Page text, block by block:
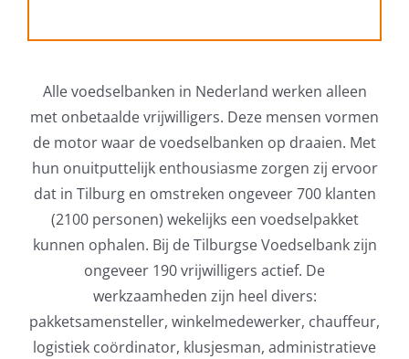
Alle voedselbanken in Nederland werken alleen
met onbetaalde vrijwilligers. Deze mensen vormen
de motor waar de voedselbanken op draaien. Met
hun onuitputtelijk enthousiasme zorgen zij ervoor
dat in Tilburg en omstreken ongeveer 700 klanten
(2100 personen) wekelijks een voedselpakket
kunnen ophalen. Bij de Tilburgse Voedselbank zijn
ongeveer 190 vrijwilligers actief. De
werkzaamheden zijn heel divers:
pakketsamensteller, winkelmedewerker, chauffeur,
logistiek coördinator, klusjesman, administratieve